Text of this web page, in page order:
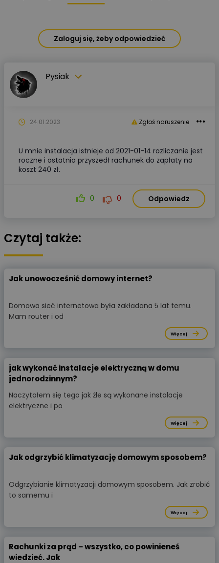
Zaloguj się, żeby odpowiedzieć
Pysiak
Zgłoś naruszenie
24.01.2023
U mnie instalacja istnieje od 2021-01-14 rozliczanie jest
roczne i ostatnio przyszedł rachunek do zapłaty na
koszt 240 zł.
0 0 Odpowiedz
Czytaj także:
Jak unowocześnić domowy internet?
Domowa sieć internetowa była zakładana 5 lat temu.
Mam router i od
Więcej
jak wykonać instalacje elektryczną w domu
jednorodzinnym?
Naczytałem się tego jak źle są wykonane instalacje
elektryczne i po
Więcej
Jak odgrzybić klimatyzację domowym sposobem?
Odgrzybianie klimatyzacji domowym sposobem. Jak zrobić
to samemu i
Więcej
Rachunki za prąd – wszystko, co powinieneś
wiedzieć. Jak